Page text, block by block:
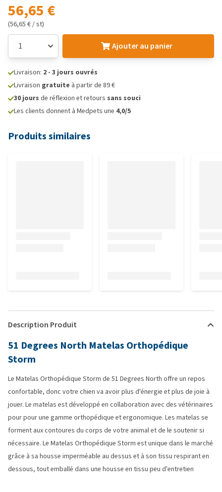
56,65 €
(56,65 € / st)
Ajouter au panier
Livraison: 2 - 3 jours ouvrés
Livraison gratuite à partir de 89 €
30 jours de réflexion et retours sans souci
Les clients donnent à Medpets une 4,0/5
Produits similaires
Description Produit
51 Degrees North Matelas Orthopédique
Storm
Le Matelas Orthopédique Storm de 51 Degrees North offre un repos
confortable, donc votre chien va avoir plus d'énergie et plus de joie à
jouer. Le matelas est développé en collaboration avec des vétérinaires
pour pour une gamme orthopédique et ergonomique. Les matelas se
forment aux contoures du corps de votre animal et de le soutenir si
nécessaire. Le Matelas Orthopédique Storm est unique dans le marché
grâce à sa housse imperméable au dessus et à son tissu respirant en
dessous, tout emballé dans une housse en tissu peu d'entretien